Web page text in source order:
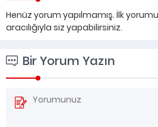
Henüz yorum yapılmamış. İlk
aracılığıyla siz yapabilirsiniz.
Bir Yorum Yazın